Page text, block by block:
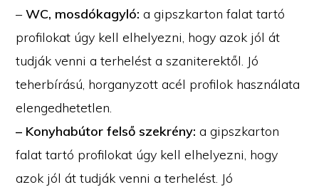
–WC, mosdókagyló: a gipszkarton falat tartó
profilokat úgy kell elhelyezni, hogy azok jól át
tudják venni a terhelést a szaniterektől. Jó
teherbírású, horganyzott acél profilok használata
elengedhetetlen.
– Konyhabútor felső szekrény: a gipszkarton
falat tartó profilokat úgy kell elhelyezni, hogy
azok jól át tudják venni a terhelést. Jó